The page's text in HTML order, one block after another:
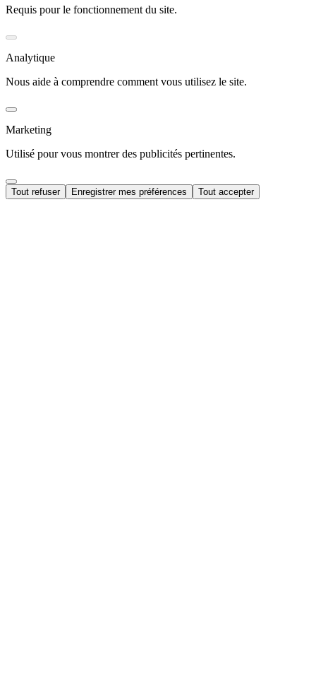
Requis pour le fonctionnement du site.
Analytique
Nous aide à comprendre comment vous utilisez le site.
Marketing
Utilisé pour vous montrer des publicités pertinentes.
Tout refuser Enregistrer mes préférences Tout accepter